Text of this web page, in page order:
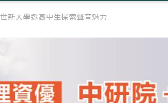
世新大學邀高中生探索聲音魅力